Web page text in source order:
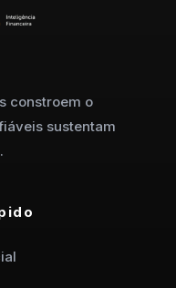
constroem o
sustentam